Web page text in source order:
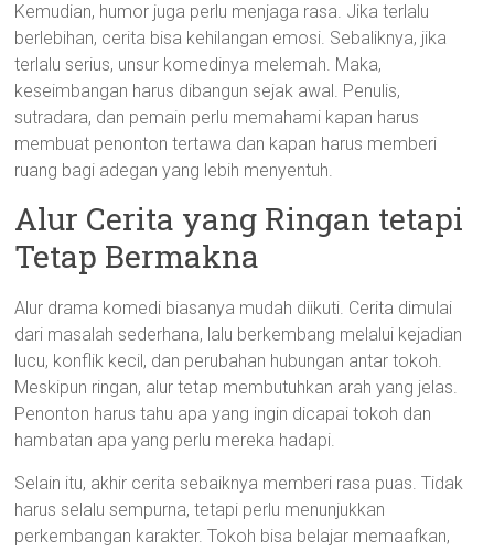
Kemudian, humor juga perlu menjaga rasa. Jika terlalu
berlebihan, cerita bisa kehilangan emosi. Sebaliknya, jika
terlalu serius, unsur komedinya melemah. Maka,
keseimbangan harus dibangun sejak awal. Penulis,
sutradara, dan pemain perlu memahami kapan harus
membuat penonton tertawa dan kapan harus memberi
ruang bagi adegan yang lebih menyentuh.
Alur Cerita yang Ringan tetapi
Tetap Bermakna
Alur drama komedi biasanya mudah diikuti. Cerita dimulai
dari masalah sederhana, lalu berkembang melalui kejadian
lucu, konflik kecil, dan perubahan hubungan antar tokoh.
Meskipun ringan, alur tetap membutuhkan arah yang jelas.
Penonton harus tahu apa yang ingin dicapai tokoh dan
hambatan apa yang perlu mereka hadapi.
Selain itu, akhir cerita sebaiknya memberi rasa puas. Tidak
harus selalu sempurna, tetapi perlu menunjukkan
perkembangan karakter. Tokoh bisa belajar memaafkan,